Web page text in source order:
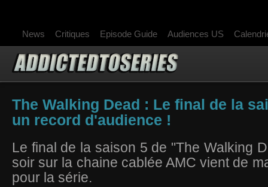
News Critiques Episode Guide Audiences US
The Walking Dead : Le final de la
un record d'audience !
Le final de la saison 5 de "The Walking
soir sur la chaine cablée AMC vient de
pour la série.